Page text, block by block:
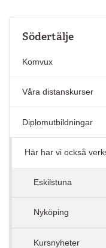
Södertälje
Komvux
Våra distanskurser
Diplomutbildningar
Här har vi också
Eskilstuna
Nyköping
Kursnyheter